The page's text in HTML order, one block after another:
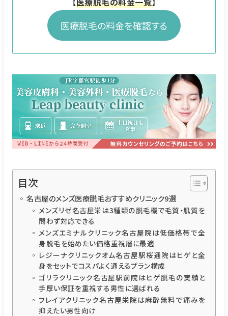
医療脱毛の料金を確認する
目次
名古屋のメンズ医療脱毛おすすめクリニック9選
メンズリゼ名古屋栄は3種類の脱毛機で毛質・肌質を
問わず対応できる
メンズエミナルクリニック名古屋院は低価格帯で全
身脱毛を始めたい価格重視層に最適
レジーナクリニックオム名古屋駅桜通院はヒゲと全
身をセットでコスパよく通えるプラン構成
ゴリラクリニック名古屋駅前院はヒゲ脱毛の実績と
手厚い保証を重視する男性に選ばれる
フレイアクリニック名古屋栄院は麻酔無料で痛みを
抑えたい男性向け